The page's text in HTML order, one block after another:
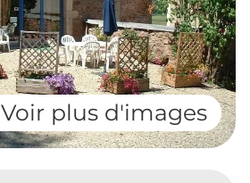
Voir plus d'images